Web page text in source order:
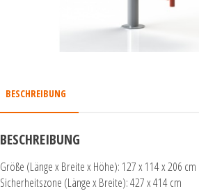
BESCHREIBUNG
BESCHREIBUNG
Größe (Länge x Breite x Höhe): 127 x 114 x 206 cm
Sicherheitszone (Länge x Breite): 427 x 414 cm